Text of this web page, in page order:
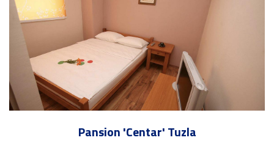
Pansion 'Centar' Tuzla